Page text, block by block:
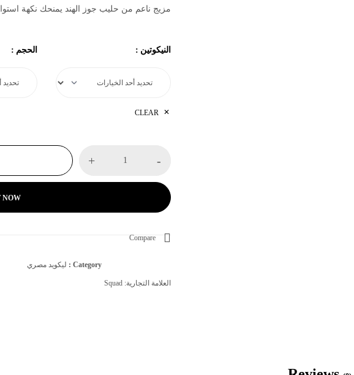
مزيج ناعم من حليب جوز الهند يمنحك نكهة
النيكوتين : الحجم :
CLEAR
-
+
NOW
Compare
Category : ليكويد مصري
العلامة التجارية: Squad